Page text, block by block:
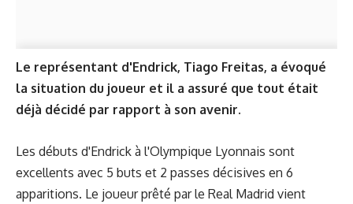
Le représentant d'Endrick, Tiago Freitas, a évoqué
la situation du joueur et il a assuré que tout était
déjà décidé par rapport à son avenir.
Les débuts d'Endrick à l'Olympique Lyonnais sont
excellents avec 5 buts et 2 passes décisives en 6
apparitions. Le joueur prêté par le Real Madrid vient